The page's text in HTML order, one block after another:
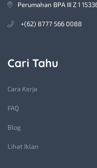
Perumahan BPA III Z 1
+(62) 8777 566 0088
Cari Tahu
Cara Kerja
FAQ
Blog
Lihat Iklan